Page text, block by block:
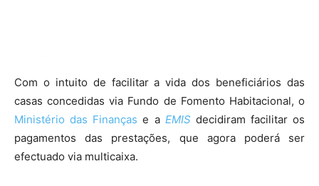
Com o intuito de facilitar a vida dos beneficiários das
casas concedidas via Fundo de Fomento Habitacional, o
Ministério das Finanças e a EMISdecidiram facilitar os
pagamentos das prestações, que agora poderá ser
efectuado via multicaixa.